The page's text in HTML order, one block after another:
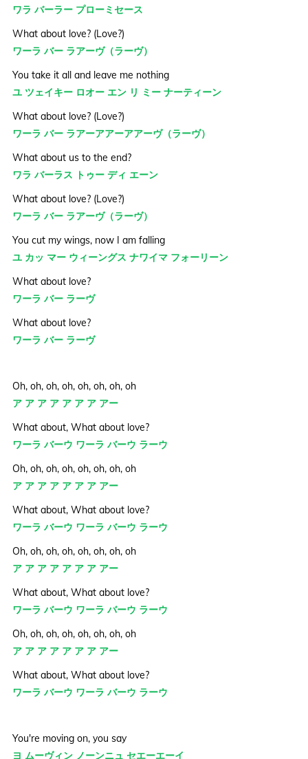
ワラ バーラー プローミセース
What about love? (Love?)
ワーラ バー ラアーヴ（ラーヴ）
You take it all and leave me nothing
ユ ツェイキー ロオー エン リ ミー ナーティーン
What about love? (Love?)
ワーラ バー ラアーアアーアアーヴ（ラーヴ）
What about us to the end?
ワラ バーラス トゥー ディ エーン
What about love? (Love?)
ワーラ バー ラアーヴ（ラーヴ）
You cut my wings, now I am falling
ユ カッ マー ウィーングス ナワイマ フォーリーン
What about love?
ワーラ バー ラーヴ
What about love?
ワーラ バー ラーヴ
Oh, oh, oh, oh, oh, oh, oh, oh
ア ア ア ア ア ア ア アー
What about, What about love?
ワーラ バーウ ワーラ バーウ ラーウ
Oh, oh, oh, oh, oh, oh, oh, oh
ア ア ア ア ア ア ア アー
What about, What about love?
ワーラ バーウ ワーラ バーウ ラーウ
Oh, oh, oh, oh, oh, oh, oh, oh
ア ア ア ア ア ア ア アー
What about, What about love?
ワーラ バーウ ワーラ バーウ ラーウ
Oh, oh, oh, oh, oh, oh, oh, oh
ア ア ア ア ア ア ア アー
What about, What about love?
ワーラ バーウ ワーラ バーウ ラーウ
You're moving on, you say
ヨ ムーヴィン ノーンニュ セエーエーイ